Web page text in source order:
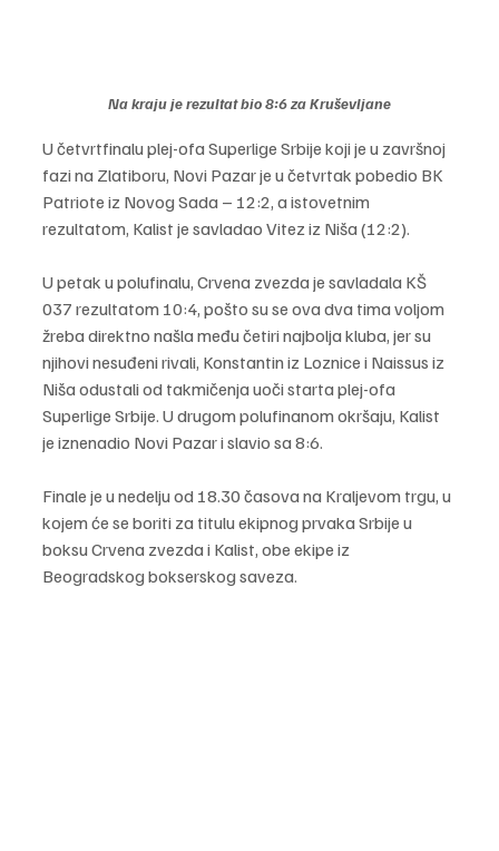
Na kraju je rezultat bio 8:6 za Kruševljane
U četvrtfinalu plej-ofa Superlige Srbije koji je u završnoj
fazi na Zlatiboru, Novi Pazar je u četvrtak pobedio BK
Patriote iz Novog Sada – 12:2, a istovetnim
rezultatom, Kalist je savladao Vitez iz Niša (12:2).
U petak u polufinalu, Crvena zvezda je savladala KŠ
037 rezultatom 10:4, pošto su se ova dva tima voljom
žreba direktno našla među četiri najbolja kluba, jer su
njihovi nesuđeni rivali, Konstantin iz Loznice i Naissus iz
Niša odustali od takmičenja uoči starta plej-ofa
Superlige Srbije. U drugom polufinanom okršaju, Kalist
je iznenadio Novi Pazar i slavio sa 8:6.
Finale je u nedelju od 18.30 časova na Kraljevom trgu, u
kojem će se boriti za titulu ekipnog prvaka Srbije u
boksu Crvena zvezda i Kalist, obe ekipe iz
Beogradskog bokserskog saveza.